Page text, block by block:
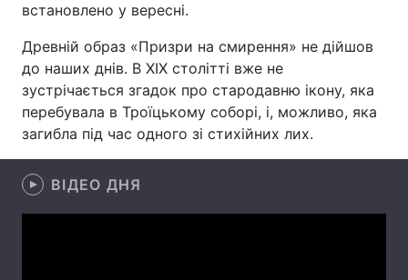
Спорт
Техно і зв'язок Лайт
Зброя Інциденти
Здоров'я Туризм
Цікавинки
Екологія Регіони
встановлено у вересні.
Древній образ «Призри на смирення» не дійшов
до наших днів. В XIX столітті вже не
зустрічається згадок про стародавню ікону, яка
перебувала в Троїцькому соборі, і, можливо, яка
загибла під час одного зі стихійних лих.
ВІДЕО ДНЯ